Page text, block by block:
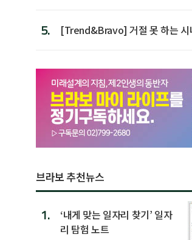
5.
[Trend&Bravo] 거절 못 하는 시
브라보 추천뉴스
1.
‘내게 맞는 일자리 찾기’ 일자
리 탐험 노트